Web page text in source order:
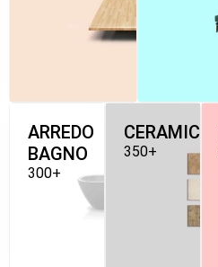
ARREDO
BAGNO
300+
350+